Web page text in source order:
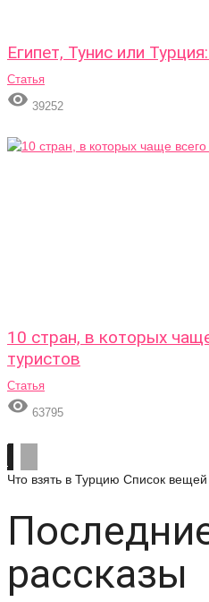
Египет, Тунис или
Статья
 39252
10 стран, в которых
туристов
Статья
 63795
Что взять в Турцию Список вещей
рассказы